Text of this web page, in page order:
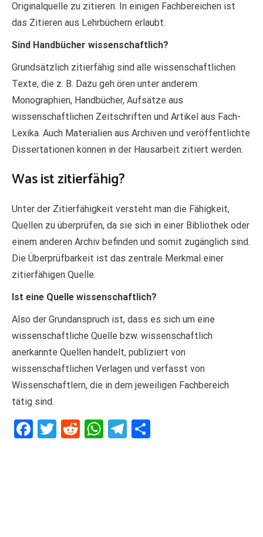
Originalquelle zu zitieren. In einigen Fachbereichen ist
das Zitieren aus Lehrbüchern erlaubt.
Sind Handbücher wissenschaftlich?
Grundsätzlich zitierfähig sind alle wissenschaftlichen
Texte, die z. B. Dazu geh ören unter anderem:
Monographien, Handbücher, Aufsätze aus
wissenschaftlichen Zeitschriften und Artikel aus Fach-
Lexika. Auch Materialien aus Archiven und veröffentlichte
Dissertationen können in der Hausarbeit zitiert werden.
Was ist zitierfähig?
Unter der Zitierfähigkeit versteht man die Fähigkeit,
Quellen zu überprüfen, da sie sich in einer Bibliothek oder
einem anderen Archiv befinden und somit zugänglich sind.
Die Überprüfbarkeit ist das zentrale Merkmal einer
zitierfähigen Quelle.
Ist eine Quelle wissenschaftlich?
Also der Grundanspruch ist, dass es sich um eine
wissenschaftliche Quelle bzw. wissenschaftlich
anerkannte Quellen handelt, publiziert von
wissenschaftlichen Verlagen und verfasst von
Wissenschaftlern, die in dem jeweiligen Fachbereich
tätig sind.
Facebook
Twitter
RedditWhatsApp
Telegram